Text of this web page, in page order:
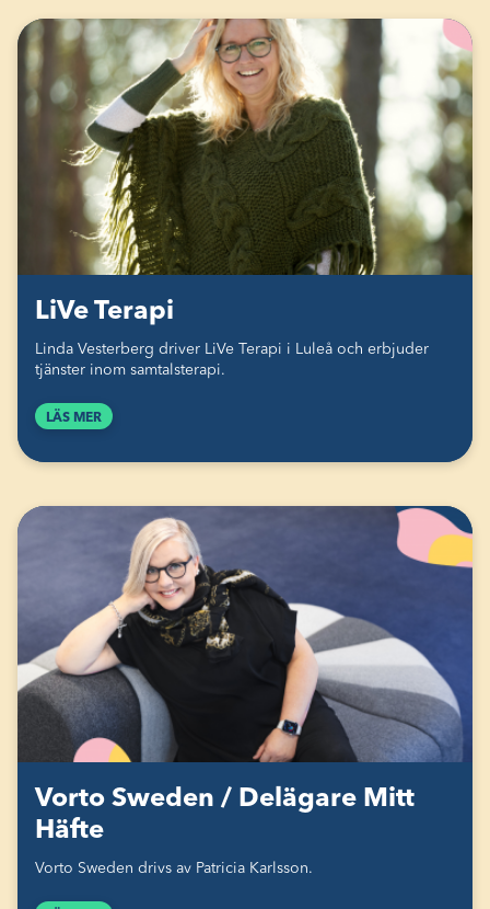
LiVe Terapi
Linda Vesterberg driver LiVe Terapi i Luleå och erbjuder
tjänster inom samtalsterapi.
LÄS MER
Vorto Sweden / Delägare Mitt
Häfte
Vorto Sweden drivs av Patricia Karlsson.